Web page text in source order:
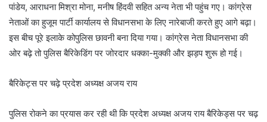
पांडेय, आराधना मिश्रा मोना, मनीष हिंदवी सहित अन्य नेता भी पहुंच गए। कांग्रेस
नेताओं का हुजूम पार्टी कार्यालय से विधानसभा के लिए नारेबाजी करते हुए आगे बढ़ा।
इस बीच पूरे इलाके कोपुलिस छावनी बना दिया गया। कांग्रेस नेता विधानसभा की
ओर बढ़े तो पुलिस बैरिकेडिंग पर जोरदार धक्का-मुक्की और झड़प शुरू हो गई।
बैरिकेट्स पर चढ़े प्रदेश अध्यक्ष अजय राय
पुलिस रोकने का प्रयास कर रही थी कि प्रदेश अध्यक्ष अजय राय बैरिकेड्स पर चढ़